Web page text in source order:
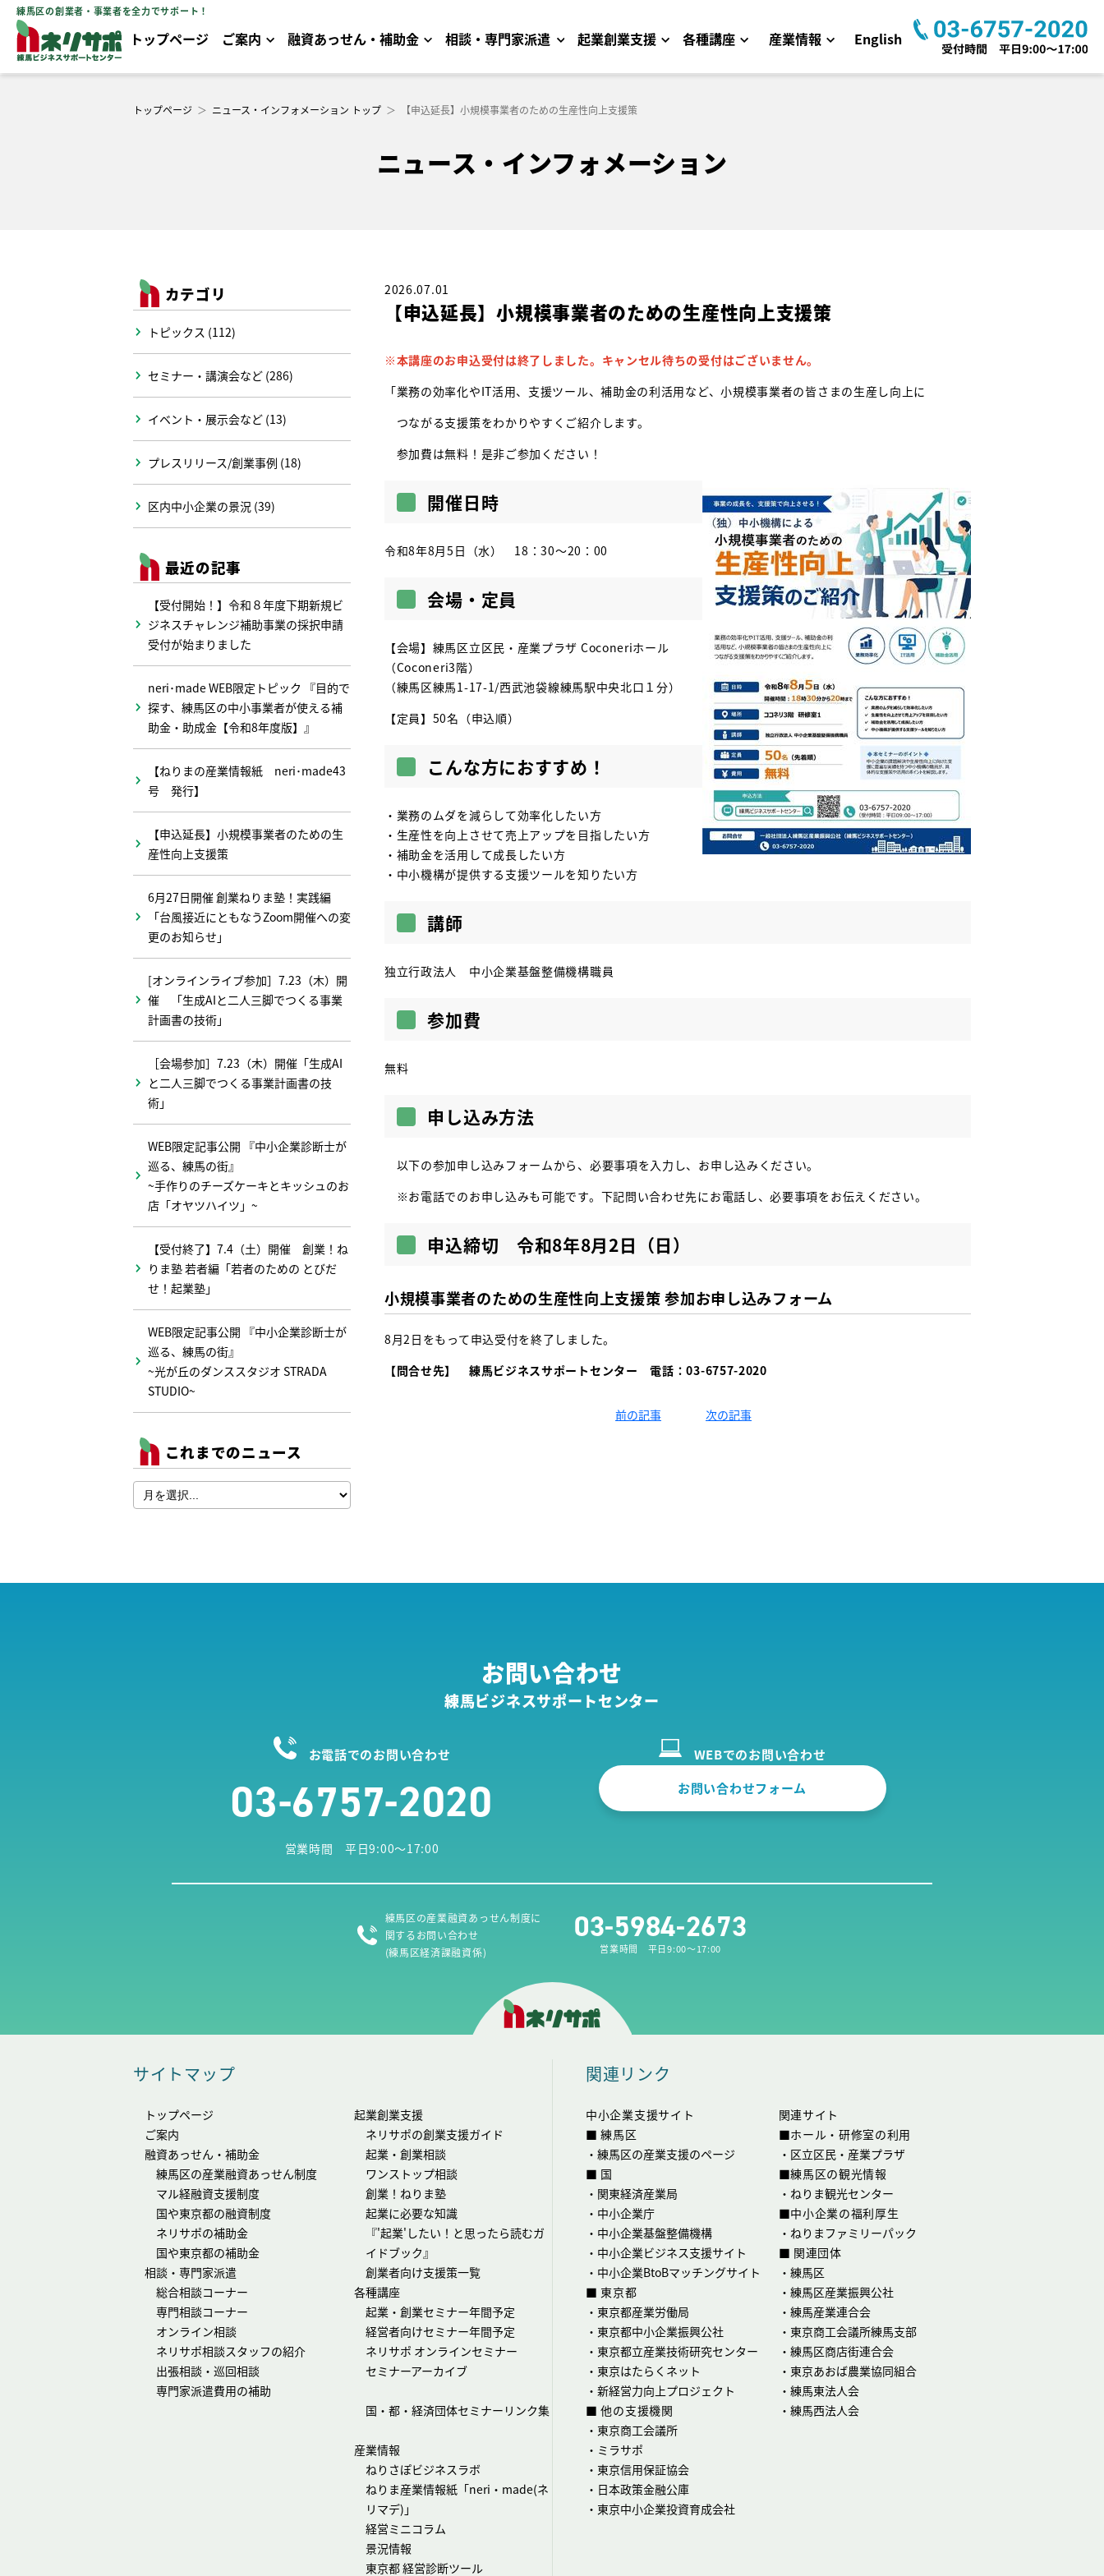
練馬区の創業者・事業者を全力でサポート！
トップページ ご案内 融資あっせん・補助金 相談・専門家派遣 起業創業支援 各種講座 産業情報 English
トップページ ＞ ニュース・インフォメーション トップ ＞ 【申込延長】小規模事業者のための生産性向上支援策
ニュース・インフォメーション
2026.07.01
【申込延長】小規模事業者のための生産性向上支援策
※本講座のお申込受付は終了しました。キャンセル待ちの受付はございません。
「業務の効率化やIT活用、支援ツール、補助金の利活用など、小規模事業者の皆さまの生産し向上に
つながる支援策をわかりやすくご紹介します。
参加費は無料！是非ご参加ください！
開催日時
令和8年8月5日（水） 18：30～20：00
会場・定員
【会場】練馬区立区民・産業プラザ Coconeriホール
（Coconeri3階）
（練馬区練馬1-17-1/西武池袋線練馬駅中央北口１分）
【定員】50名（申込順）
こんな方におすすめ！
・業務のムダを減らして効率化したい方
・生産性を向上させて売上アップを目指したい方
・補助金を活用して成長したい方
・中小機構が提供する支援ツールを知りたい方
講師
独立行政法人 中小企業基盤整備機構職員
参加費
無料
申し込み方法
以下の参加申し込みフォームから、必要事項を入力し、お申し込みください。
※お電話でのお申し込みも可能です。下記問い合わせ先にお電話し、必要事項をお伝えください。
申込締切 令和8年8月2日（日）
小規模事業者のための生産性向上支援策 参加お申し込みフォーム
8月2日をもって申込受付を終了しました。
【問合せ先】 練馬ビジネスサポートセンター 電話：03-6757-2020
前の記事 次の記事
カテゴリ
トピックス (112)
セミナー・講演会など (286)
イベント・展示会など (13)
プレスリリース/創業事例 (18)
区内中小企業の景況 (39)
最近の記事
【受付開始！】令和８年度下期新規ビ
ジネスチャレンジ補助事業の採択申請
受付が始まりました
neri･made WEB限定トピック 『目的で
探す、練馬区の中小事業者が使える補
助金・助成金【令和8年度版】』
【ねりまの産業情報紙 neri･made43
号 発行】
【申込延長】小規模事業者のための生
産性向上支援策
6月27日開催 創業ねりま塾！実践編
「台風接近にともなうZoom開催への変
更のお知らせ」
[オンラインライブ参加］7.23（木）開
催 「生成AIと二人三脚でつくる事業
計画書の技術」
［会場参加］7.23（木）開催「生成AI
と二人三脚でつくる事業計画書の技
術」
WEB限定記事公開 『中小企業診断士が
巡る、練馬の街』
~手作りのチーズケーキとキッシュのお
店「オヤツハイツ」~
【受付終了】7.4（土）開催 創業！ね
りま塾 若者編「若者のための とびだ
せ！起業塾」
WEB限定記事公開 『中小企業診断士が
巡る、練馬の街』
~光が丘のダンススタジオ STRADA
STUDIO~
これまでのニュース
お問い合わせ
練馬ビジネスサポートセンター
WEBでのお問い合わせ
お問い合わせフォーム
お電話でのお問い合わせ
03-6757-2020
営業時間 平日9:00～17:00
練馬区の産業融資あっせん制度に
関するお問い合わせ
(練馬区経済課融資係)
03-5984-2673
営業時間 平日9:00～17:00
サイトマップ
トップページ
ご案内
融資あっせん・補助金
練馬区の産業融資あっせん制度
マル経融資支援制度
国や東京都の融資制度
ネリサポの補助金
国や東京都の補助金
相談・専門家派遣
総合相談コーナー
専門相談コーナー
オンライン相談
ネリサポ相談スタッフの紹介
出張相談・巡回相談
専門家派遣費用の補助
起業創業支援
ネリサポの創業支援ガイド
起業・創業相談
ワンストップ相談
創業！ねりま塾
起業に必要な知識
『'起業'したい！と思ったら読むガ
イドブック』
創業者向け支援策一覧
各種講座
起業・創業セミナー年間予定
経営者向けセミナー年間予定
ネリサポ オンラインセミナー
セミナーアーカイブ
国・都・経済団体セミナーリンク集
産業情報
ねりさぽビジネスラボ
ねりま産業情報紙「neri・made(ネ
リマデ)」
経営ミニコラム
景況情報
東京都 経営診断ツール
関連リンク
中小企業支援サイト
■ 練馬区
・ 練馬区の産業支援のページ
■ 国
・ 関東経済産業局
・ 中小企業庁
・ 中小企業基盤整備機構
・ 中小企業ビジネス支援サイト
・ 中小企業BtoBマッチングサイト
■ 東京都
・ 東京都産業労働局
・ 東京都中小企業振興公社
・ 東京都立産業技術研究センター
・ 東京はたらくネット
・ 新経営力向上プロジェクト
■ 他の支援機関
・ 東京商工会議所
・ ミラサポ
・ 東京信用保証協会
・ 日本政策金融公庫
・ 東京中小企業投資育成会社
関連サイト
■ホール・研修室の利用
・ 区立区民・産業プラザ
■練馬区の観光情報
・ ねりま観光センター
■中小企業の福利厚生
・ ねりまファミリーパック
■ 関連団体
・ 練馬区
・ 練馬区産業振興公社
・ 練馬産業連合会
・ 東京商工会議所練馬支部
・ 練馬区商店街連合会
・ 東京あおば農業協同組合
・ 練馬東法人会
・ 練馬西法人会